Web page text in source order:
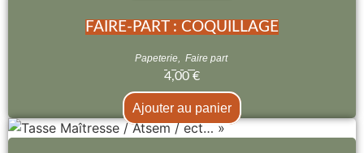
FAIRE-PART : COQUILLAGE
Papeterie, Faire part
4,00 €
Ajouter au panier